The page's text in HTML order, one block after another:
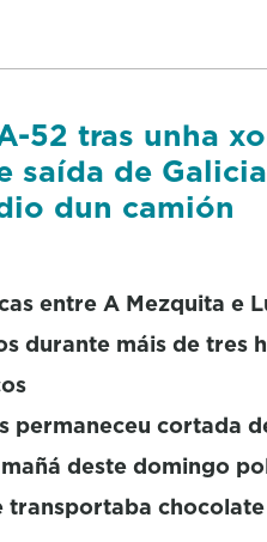
52 tras unha
saída de
dun camión
entre A Mezquita e
durante máis de tres
permaneceu cortada
deste domingo
transportaba chocolate